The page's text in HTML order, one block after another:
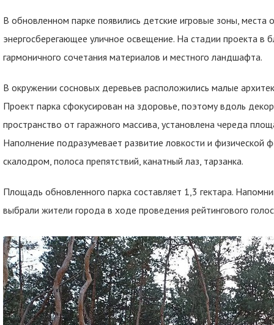
В обновленном парке появились детские игровые зоны,
энергосберегающее уличное освещение. На стадии проекта в
гармоничного сочетания материалов и местного ландшафта.
В окружении сосновых деревьев расположились малые
Проект парка сфокусирован на здоровье, поэтому вдоль
пространство от гаражного массива, установлена череда
Наполнение подразумевает развитие ловкости и физической
скалодром, полоса препятствий, канатный лаз, тарзанка.
Площадь обновленного парка составляет 1,3 гектара.
выбрали жители города в ходе проведения рейтингового